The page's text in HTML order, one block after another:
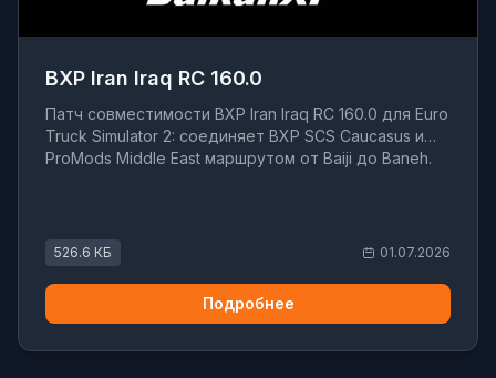
BXP Iran Iraq RC 160.0
Патч совместимости BXP Iran Iraq RC 160.0 для Euro
Truck Simulator 2: соединяет BXP SCS Caucasus и
ProMods Middle East маршрутом от Baiji до Baneh.
526.6 КБ 01.07.2026
Подробнее